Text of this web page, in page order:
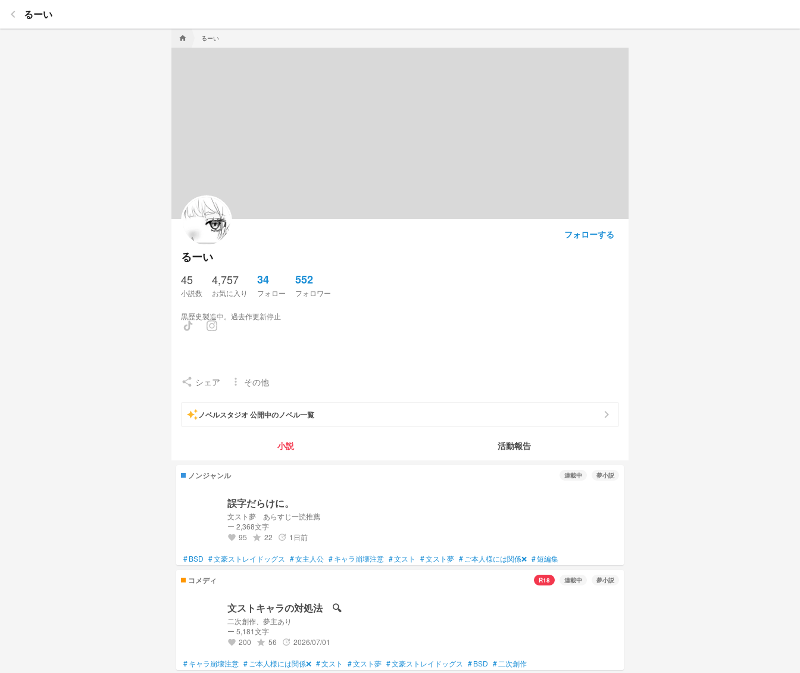
home るーい
keyboard_arrow_left るーい
フォローする
るーい
45
小説数
4,757
お気に入り
34
フォロー
552
フォロワー
黒歴史製造中。過去作更新停止
share シェア more_vert その他
auto_awesomeノベルスタジオ 公開中のノベル一覧 chevron_right
小説 活動報告
ノンジャンル 連載中 夢小説
誤字だらけに。
文スト夢 あらすじ一読推薦
ー 2,368文字
favorite 95 grade 22 update 1日前
#BSD #文豪ストレイドッグス #女主人公 #キャラ崩壊注意 #文スト #文スト夢 # ご本人様には関係❌ #短編集
コメディ R18 連載中 夢小説
文ストキャラの対処法 🔍️
二次創作、夢主あり
ー 5,181文字
favorite 200 grade 56 update 2026/07/01
#キャラ崩壊注意 # ご本人様には関係❌ #文スト #文スト夢 #文豪ストレイドッグス #BSD #二次創作